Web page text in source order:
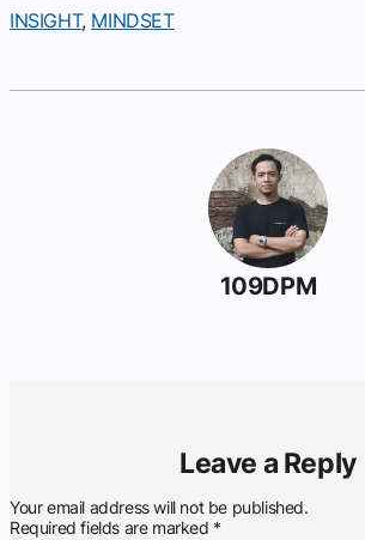
INSIGHT, MINDSET
109DPM
Leave a Reply
Your email address will not be published.
Required fields are marked *